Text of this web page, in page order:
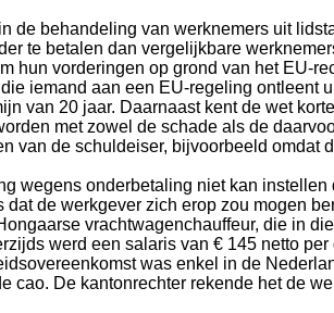
de behandeling van werknemers uit
te betalen dan vergelijkbare
hun vorderingen op grond van het EU-
iemand aan een EU-regeling ontleent
van 20 jaar. Daarnaast kent de wet
met zowel de schade als de
van de schuldeiser, bijvoorbeeld
wegens onderbetaling niet kan
de werkgever zich erop zou mogen
vrachtwagenchauffeur, die in
werd een salaris van € 145 netto
was enkel in de
cao. De kantonrechter rekende het de